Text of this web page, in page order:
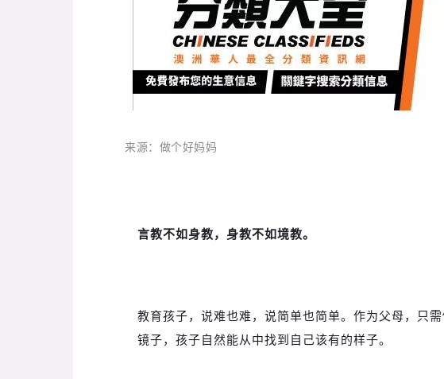
来源：做个好妈妈
言教不如身教，身教不如境教。
教育孩子，说难也难，说简单也简单。作为父母，只
镜子，孩子自然能从中找到自己该有的样子。